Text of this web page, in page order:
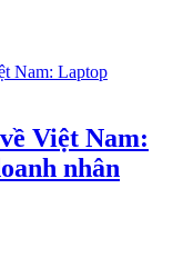
Việt Nam:
nhân